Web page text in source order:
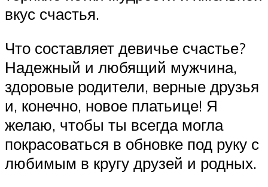
вкус счастья.
Что составляет девичье счастье?
Надежный и любящий мужчина,
здоровые родители, верные друзья
и, конечно, новое платьице! Я
желаю, чтобы ты всегда могла
покрасоваться в обновке под руку с
любимым в кругу друзей и родных.